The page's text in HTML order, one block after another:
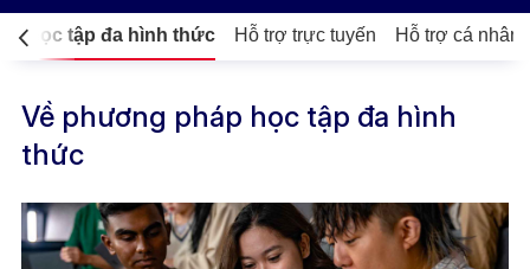
học tập đa hình thức Hỗ trợ trực tuyến Hỗ trợ cá nhân
Về phương pháp học tập đa hình
thức